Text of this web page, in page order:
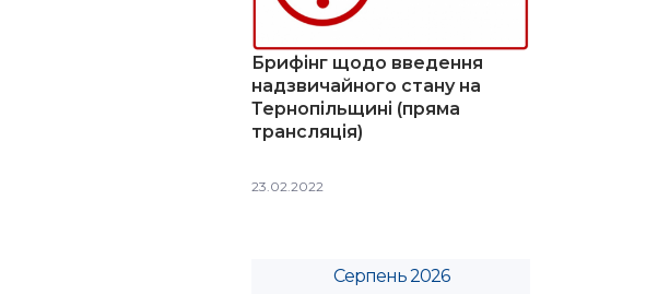
Брифінг щодо введення
надзвичайного стану на
Тернопільщині (пряма
трансляція)
23.02.2022
Серпень 2026